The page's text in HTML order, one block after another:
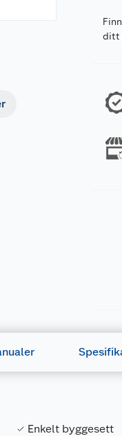
ditt
Enkelt byggesett